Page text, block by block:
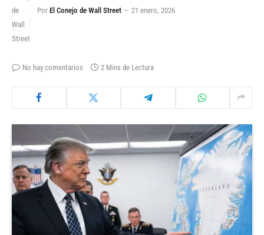
Por El Conejo de Wall Street 21 enero, 2026
No hay comentarios 2 Mins de Lectura